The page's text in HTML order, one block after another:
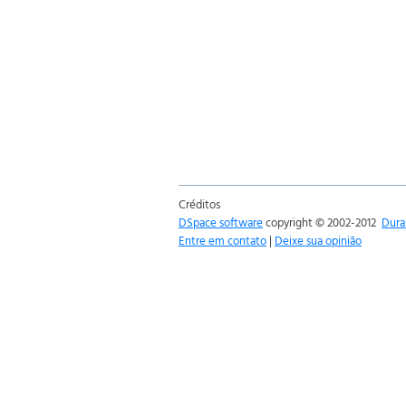
Créditos
DSpace softwarecopyright © 2002-2012
Entre em contato | Deixe sua opinião